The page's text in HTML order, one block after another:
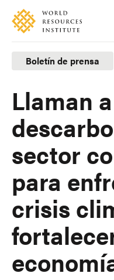
Skip
main
content
Accessibility
Boletín de prensa
Llaman a
sector
para
crisis